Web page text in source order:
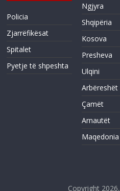
Policia
Zjarrëfikësat
Spitalet
Pyetje të shpeshta
Ngjyra
Shqipëria
Kosova
Presheva
Ulqini
Arbëreshët
Çamët
Arnautët
Maqedonia
Copyright 2026,